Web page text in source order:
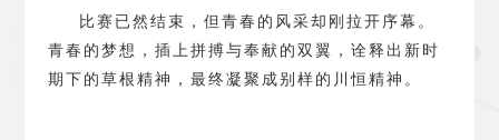
比赛已然结束，但青春的风采却刚拉开序幕。
青春的梦想，插上拼搏与奉献的双翼，诠释出新时
期下的草根精神，最终凝聚成别样的川恒精神。